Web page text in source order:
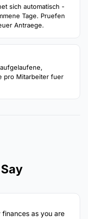
sich automatisch -
Tage. Pruefen
Antraege.
pro Mitarbeiter fuer
as you are